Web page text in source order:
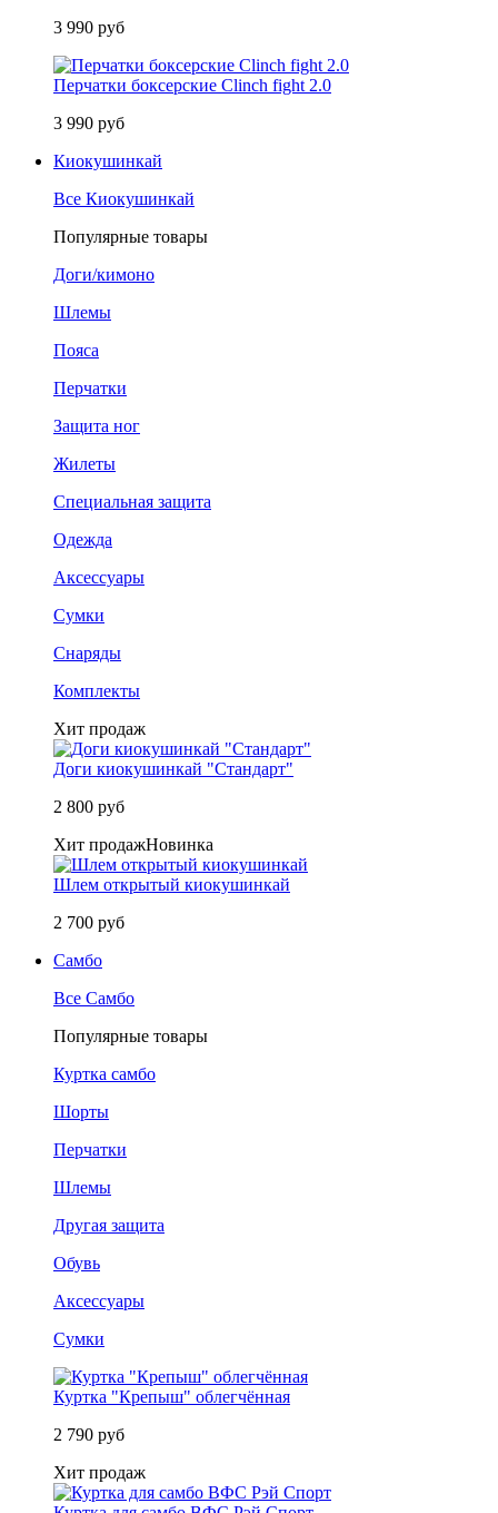
3 990 руб
Перчатки боксерские Clinch fight 2.0
3 990 руб
Киокушинкай
Все Киокушинкай
Популярные товары
Доги/кимоно
Шлемы
Пояса
Перчатки
Защита ног
Жилеты
Специальная защита
Одежда
Аксессуары
Сумки
Снаряды
Комплекты
Хит продаж
Доги киокушинкай "Стандарт"
2 800 руб
Хит продажНовинка
Шлем открытый киокушинкай
2 700 руб
Самбо
Все Самбо
Популярные товары
Куртка самбо
Шорты
Перчатки
Шлемы
Другая защита
Обувь
Аксессуары
Сумки
Куртка "Крепыш" облегчённая
2 790 руб
Хит продаж